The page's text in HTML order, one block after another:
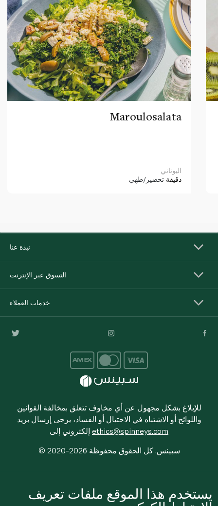
Maroulosalata
اليوناني
دقيقة تحضير/طهي
نبذة عنا
التسوق عبر الإنترنت
خدمات العملاء
للإبلاغ بشكل مجهول عن أي مخاوف تتعلق بمخالفة القوانين
واللوائح أو الاشتباه في الاحتيال أو الفساد، يرجى إرسال بريد
ethics@spinneys.com
© 2020-2026 سبينس. كل الحقوق محفوظة
يستخدم هذا الموقع ملفات تعريف